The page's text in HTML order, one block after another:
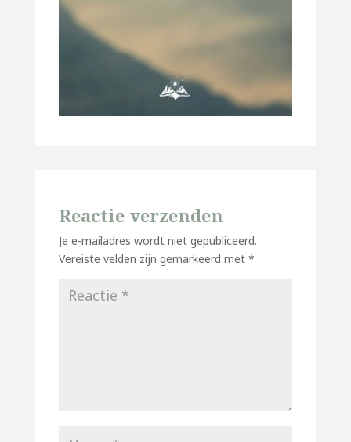
Reactie verzenden
Je e-mailadres wordt niet gepubliceerd.
Vereiste velden zijn gemarkeerd met *